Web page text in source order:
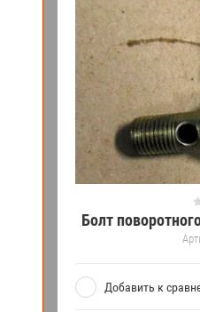
Болт
Добавить к